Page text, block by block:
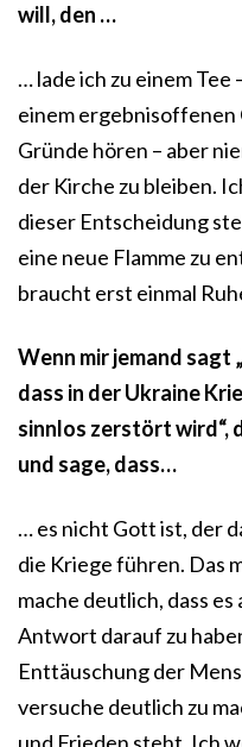
will, den …
… lade ich zu einem
einem ergebnisoffenen
Gründe hören – aber
der Kirche zu bleiben.
dieser Entscheidung
eine neue Flamme zu
braucht erst einmal
Wenn mir jemand sagt
dass in der Ukraine
sinnlos zerstört wird“,
und sage, dass…
… es nicht Gott ist, der
die Kriege führen. Das
mache deutlich, dass
Antwort darauf zu
Enttäuschung der
versuche deutlich zu